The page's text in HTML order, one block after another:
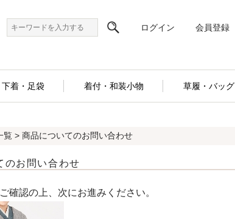
ログイン 会員登録
着・足袋 着付・和装小物 草履・バッグ
覧 > 商品についてのお問い合わせ
のお問い合わせ
確認の上、次にお進みください。